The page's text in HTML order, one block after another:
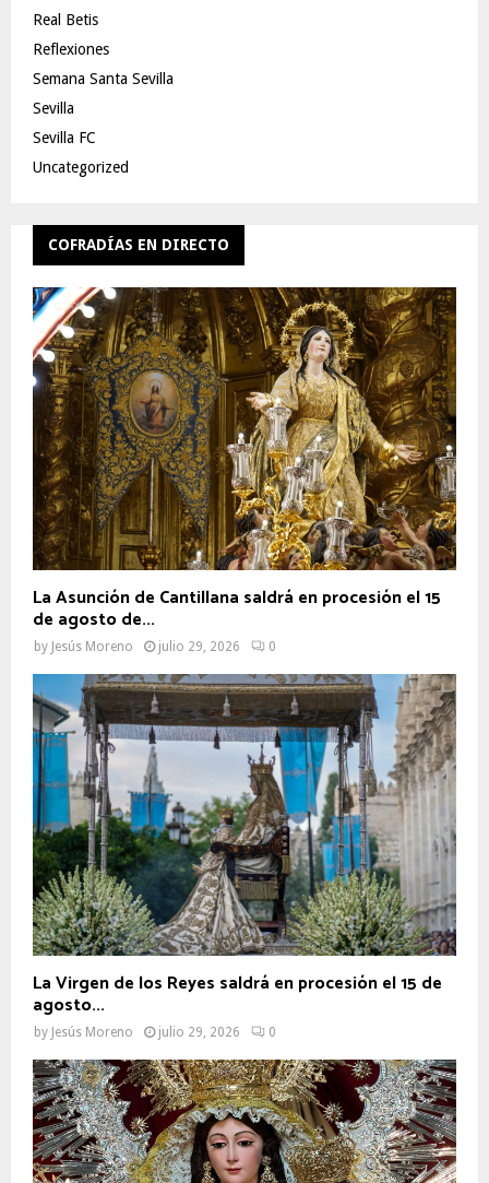
Real Betis
Reflexiones
Semana Santa Sevilla
Sevilla
Sevilla FC
Uncategorized
COFRADÍAS EN DIRECTO
La Asunción de Cantillana saldrá en procesión el 15
de agosto de...
by Jesús Moreno julio 29, 2026 0
La Virgen de los Reyes saldrá en procesión el 15 de
agosto...
by Jesús Moreno julio 29, 2026 0